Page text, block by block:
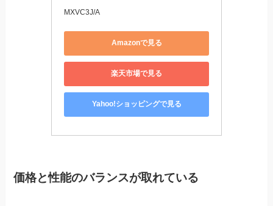
MXVC3J/A
Amazonで見る
楽天市場で見る
Yahoo!ショッピングで見る
価格と性能のバランスが取れている